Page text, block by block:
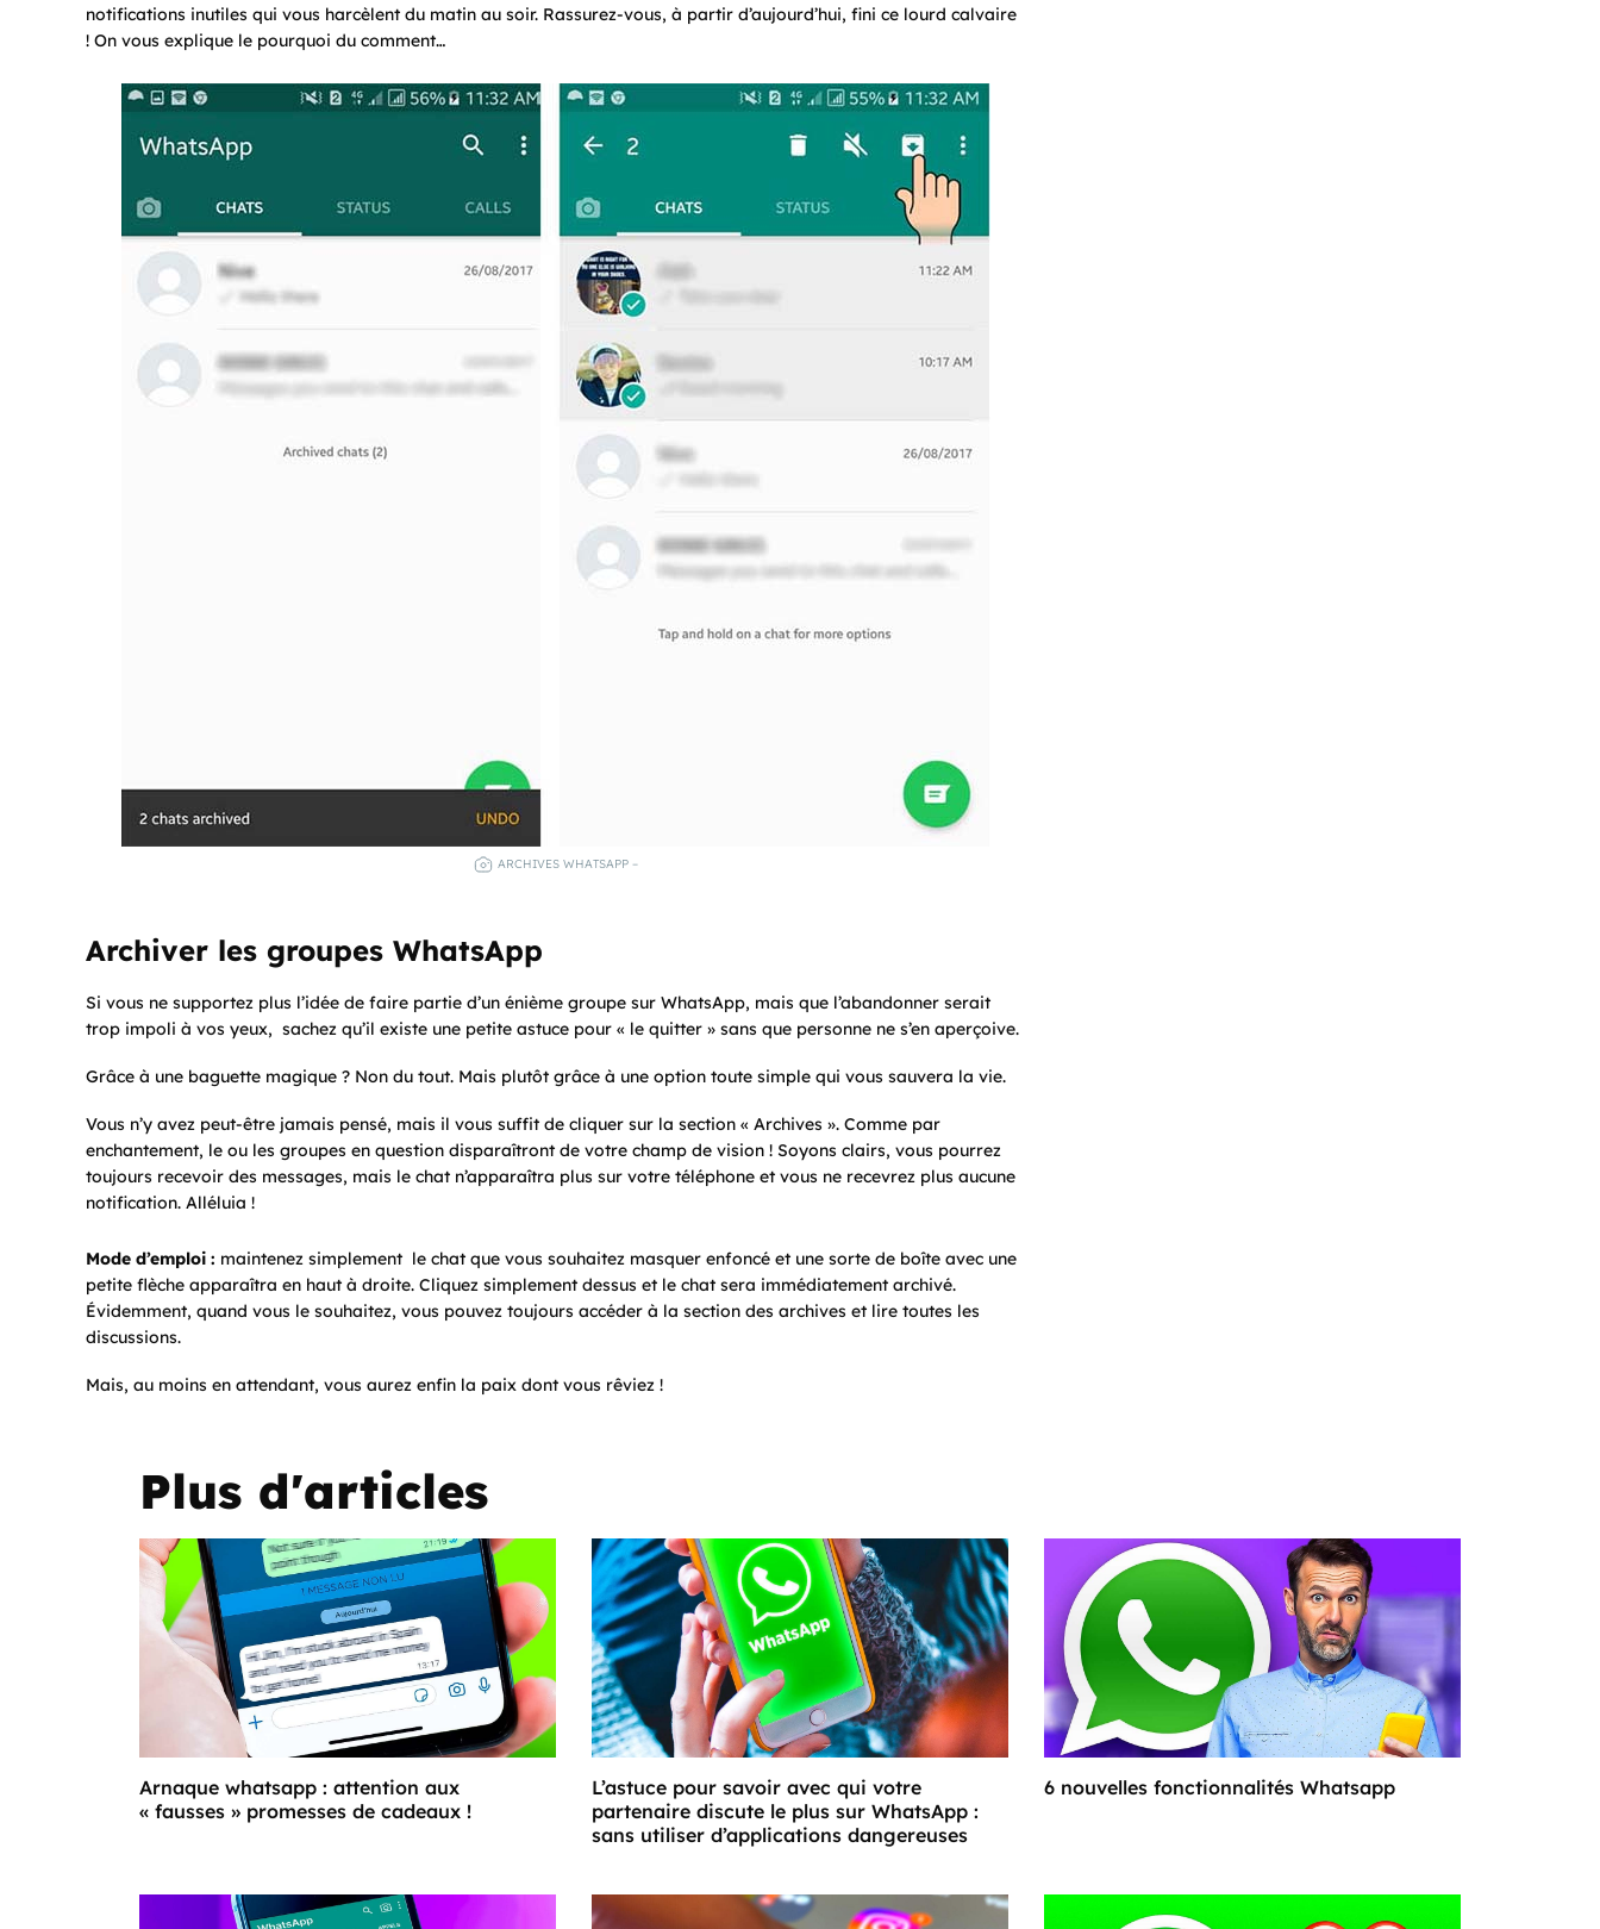
notifications inutiles qui vous harcèlent du matin au soir. Rassurez-vous, à partir d’aujourd’hui, fini ce lourd calvaire
! On vous explique le pourquoi du comment…
ARCHIVES WHATSAPP –
Archiver les groupes WhatsApp
Si vous ne supportez plus l’idée de faire partie d’un énième groupe sur WhatsApp, mais que l’abandonner serait
trop impoli à vos yeux, sachez qu’il existe une petite astuce pour « le quitter » sans que personne ne s’en aperçoive.
Grâce à une baguette magique ? Non du tout. Mais plutôt grâce à une option toute simple qui vous sauvera la vie.
Vous n’y avez peut-être jamais pensé, mais il vous suffit de cliquer sur la section « Archives ». Comme par
enchantement, le ou les groupes en question disparaîtront de votre champ de vision ! Soyons clairs, vous pourrez
toujours recevoir des messages, mais le chat n’apparaîtra plus sur votre téléphone et vous ne recevrez plus aucune
notification. Alléluia !
Mode d’emploi : maintenez simplement le chat que vous souhaitez masquer enfoncé et une sorte de boîte avec une
petite flèche apparaîtra en haut à droite. Cliquez simplement dessus et le chat sera immédiatement archivé.
Évidemment, quand vous le souhaitez, vous pouvez toujours accéder à la section des archives et lire toutes les
discussions.
Mais, au moins en attendant, vous aurez enfin la paix dont vous rêviez !
Plus d'articles
Arnaque whatsapp : attention aux
« fausses » promesses de cadeaux !
L’astuce pour savoir avec qui votre
partenaire discute le plus sur WhatsApp :
sans utiliser d’applications dangereuses
6 nouvelles fonctionnalités Whatsapp